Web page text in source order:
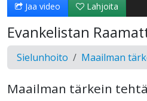
Jaa video Lahjoita
Evankelistan
Sielunhoito Maailman
Maailman tärkein